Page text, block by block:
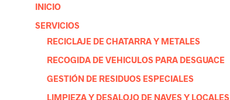
INICIO
SERVICIOS
RECICLAJE DE CHATARRA Y METALES
RECOGIDA DE VEHICULOS PARA DESGUACE
GESTIÓN DE RESIDUOS ESPECIALES
LIMPIEZA Y DESALOJO DE NAVES Y LOCALES